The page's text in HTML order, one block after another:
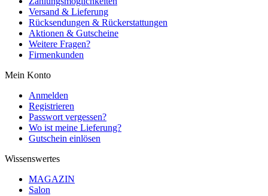
Versand & Lieferung
Rücksendungen & Rückerstattungen
Aktionen & Gutscheine
Weitere Fragen?
Firmenkunden
Mein Konto
Anmelden
Registrieren
Passwort vergessen?
Wo ist meine Lieferung?
Gutschein einlösen
Wissenswertes
MAGAZIN
Salon